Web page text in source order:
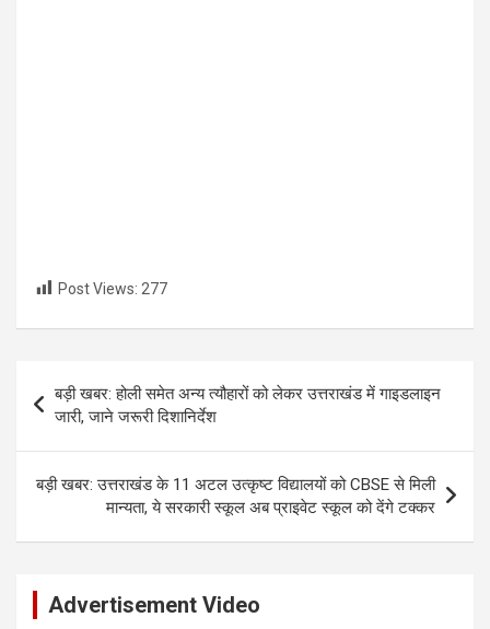
Post Views: 277
Post
navigation
बड़ी खबर: होली समेत अन्य त्यौहारों को लेकर उत्तराखंड में गाइडलाइन
जारी, जाने जरूरी दिशानिर्देश
बड़ी खबर: उत्तराखंड के 11 अटल उत्कृष्ट विद्यालयों को CBSE से मिली
मान्यता, ये सरकारी स्कूल अब प्राइवेट स्कूल को देंगे टक्कर
Advertisement Video